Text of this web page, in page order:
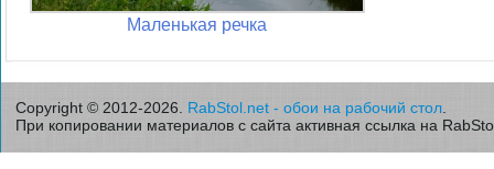
Маленькая речка
Copyright © 2012-2026. RabStol.net - обои на рабочий стол
При копировании материалов с сайта активная ссылка на